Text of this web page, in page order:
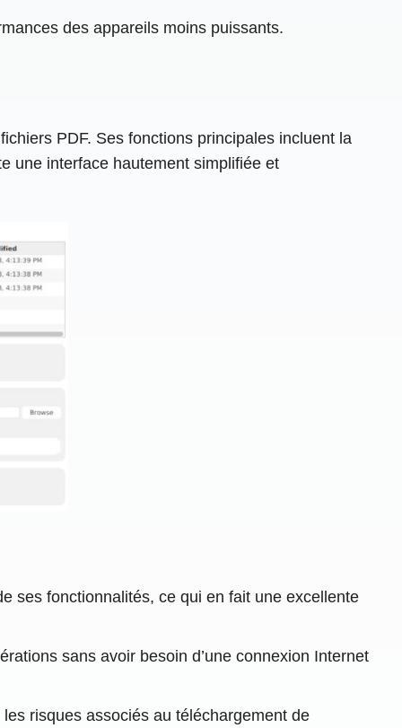
des appareils moins puissants.
PDF. Ses fonctions principales incluent la
une interface hautement simplifiée et
ses fonctionnalités, ce qui en fait une excellente
sans avoir besoin d’une connexion Internet
risques associés au téléchargement de